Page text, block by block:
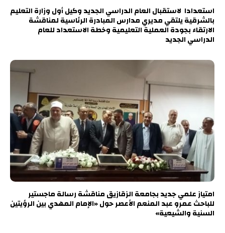
استعدادا لاستقبال العام الدراسي الجديد وكيل أول وزارة التعليم
بالشرقية يلتقي مديري مدارس المبادرة الرئاسية لمناقشة
الارتقاء بجودة العملية التعليمية وخطة الاستعداد للعام
الدراسي الجديد
امتياز علمي جديد بجامعة الزقازيق مناقشة رسالة ماجستير
للباحث عمرو عبد المنعم الأعصر حول «الإمام المهدي بين الرؤيتين
السنية والشيعية»